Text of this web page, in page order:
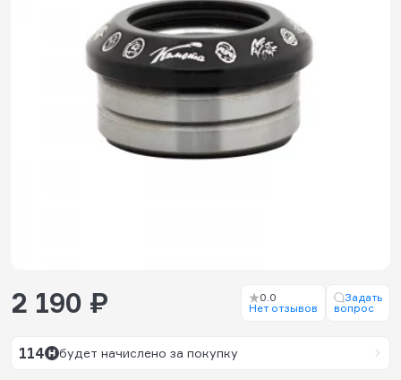
2 190 ₽
0.0
Нет отзывов
Задать
вопрос
114 будет начислено за покупку